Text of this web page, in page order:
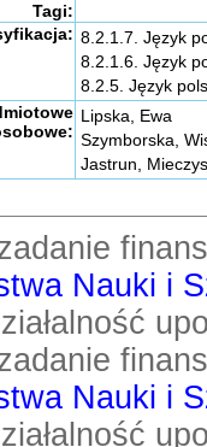
Tagi:
8.2.1.7. Język
8.2.1.6. Język
8.2.5. Język
Lipska, Ewa
Szymborska,
Jastrun,
Nauki i
Nauki i